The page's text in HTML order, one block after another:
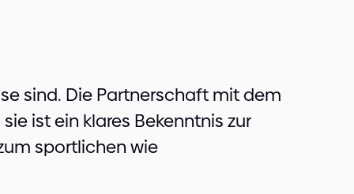
sind. Die Partnerschaft mit dem
ist ein klares Bekenntnis zur
sportlichen wie